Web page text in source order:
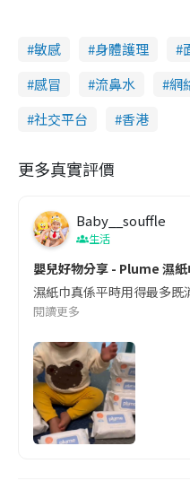
敏感 身體護理
感冒
流鼻水 網
社交平台
香港
更多真實評價
Baby__souffle
生活
嬰兒好物分享 - Plume 濕紙
濕紙巾真係平時用得最多
閱讀更多